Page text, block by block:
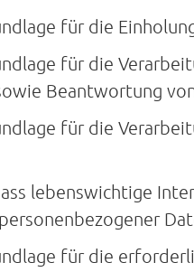
für die
für die
Beantwortung
für die
lebenswichtige
für die